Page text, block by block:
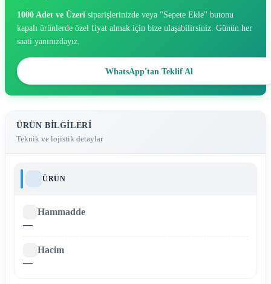
1000 Adet ve Üzeri siparişlerinizde veya "Sepete Ekle" butonu
kapalı ürünlerde özel fiyat almak için bize ulaşabilirsiniz. Günün her
saati yanınızdayız.
WhatsApp'tan Teklif Al
ÜRÜN BILGILERI
Teknik ve lojistik detaylar
ÜRÜN
Hammadde
—
Hacim
—